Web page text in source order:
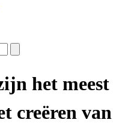
het meest
creëren van